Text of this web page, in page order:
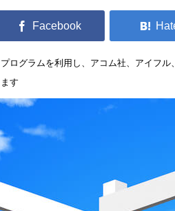
ログラムを利用し、アコム社、アイフ
す